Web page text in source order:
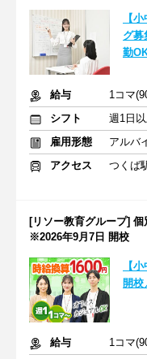
【
グ募
勤
給与
シフト
週1日
雇用形態
アルバ
アクセス
つくば
[リソー教育グループ]
※2026年9月7日 開校
【
開
給与